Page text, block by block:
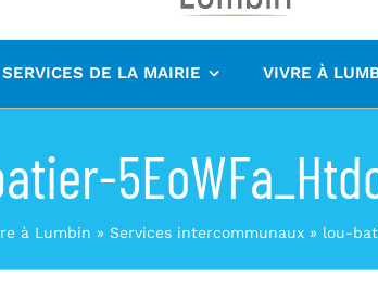
DE LA MAIRIE VIVRE À
à Lumbin » Services intercommunaux» lou-